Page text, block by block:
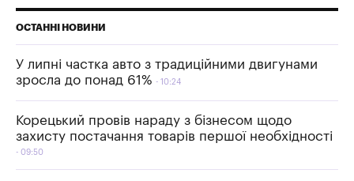
ОСТАННІ НОВИНИ
У липні частка авто з традиційними двигунами
зросла до понад 61%
10:24
Корецький провів нараду з бізнесом щодо
захисту постачання товарів першої необхідності
09:50